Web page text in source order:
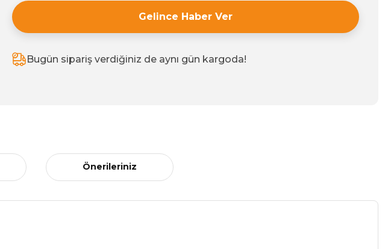
Gelince Haber Ver
Bugün sipariş verdiğiniz de aynı gün kargoda!
Önerileriniz